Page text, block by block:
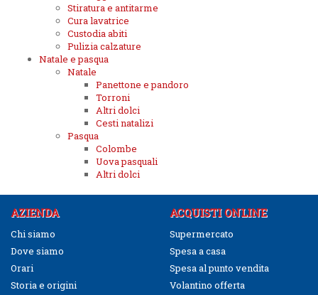
Stiratura e antitarme
Cura lavatrice
Custodia abiti
Pulizia calzature
Natale e pasqua
Natale
Panettone e pandoro
Torroni
Altri dolci
Cesti natalizi
Pasqua
Colombe
Uova pasquali
Altri dolci
AZIENDA
Chi siamo
Dove siamo
Orari
Storia e origini
ACQUISTI ONLINE
Supermercato
Spesa a casa
Spesa al punto vendita
Volantino offerta